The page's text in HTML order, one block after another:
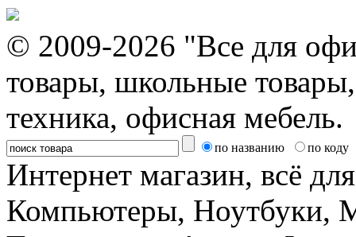
© 2009-2026 "Все для
товары, школьные
техника, офисная мебель.
по названию по коду
Интернет магазин, всё
Компьютеры, Ноутбуки,